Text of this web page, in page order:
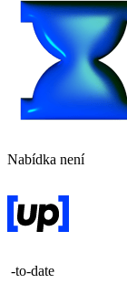
Nabídka není
-to-date